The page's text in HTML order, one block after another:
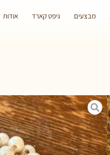
מבצעים גיפט קארד אודות